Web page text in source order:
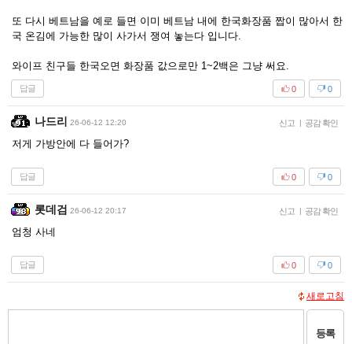
또 다시 베트남을 예로 들면 이미 베트남 내에 한국화장품 짭이 많아서 한
국 온김에 가능한 많이 사가서 쟁여 놓는다 입니다.
와이프 친구들 한국오면 화장품 값으로만 1~2백은 그냥 써요.
답글 0
0
나드리 26-06-12 12:20 신고 | 공감 확인
저게 가방안에 다 들어가?
답글 0
0
롯데검 26-06-12 20:17 신고 | 공감 확인
엄청 사네
답글 0
0
새로고침
등록